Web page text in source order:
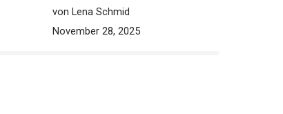
von Lena Schmid
November 28, 2025